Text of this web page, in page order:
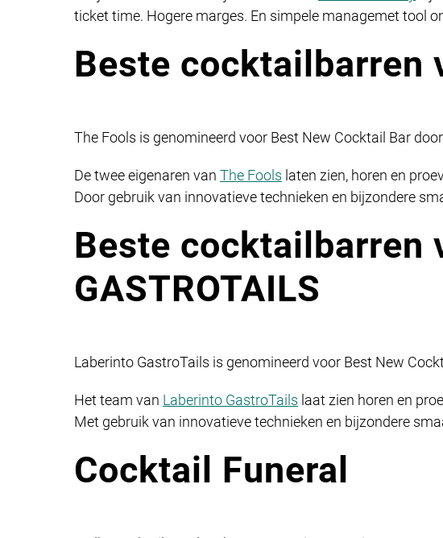
ticket time. Hogere marges. En simpele managemet tool
Beste cocktailbarren
The Fools is genomineerd voor Best New Cocktail Bar
De twee eigenaren van The Fools laten zien, horen en
Door gebruik van innovatieve technieken en bijzondere
Beste cocktailbarren
GASTROTAILS
Laberinto GastroTails is genomineerd voor Best New
Het team van Laberinto GastroTails laat zien horen en
Met gebruik van innovatieve technieken en bijzondere
Cocktail Funeral